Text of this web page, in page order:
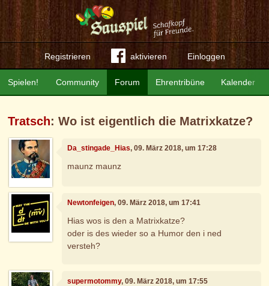
Registrieren aktivieren Einloggen
Community Forum Ehrentribüne Kalender
Spielen!
Tratsch: Wo ist eigentlich die Matrixkatze?
Da_stingade_Hias, 09. März 2018, um 17:28
maunz maunz
Newtonfeigen, 09. März 2018, um 17:41
Hias wos is den a Matrixkatze?
oder is des wieder so a Humor den i ned
versteh?
supermotommy, 09. März 2018, um 17:55